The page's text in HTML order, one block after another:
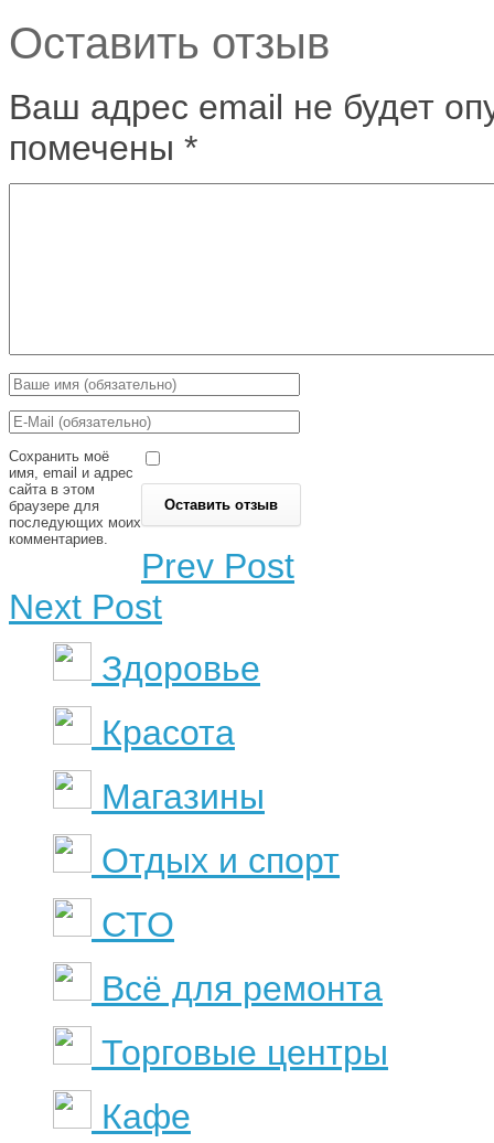
Оставить отзыв
Ваш адрес email не будет
помечены *
Сохранить моё
имя, email и адрес
сайта в этом
браузере для
последующих моих
комментариев.
Prev Post
Next Post
Здоровье
Красота
Магазины
Отдых и спорт
СТО
Всё для ремонта
Торговые центры
Кафе